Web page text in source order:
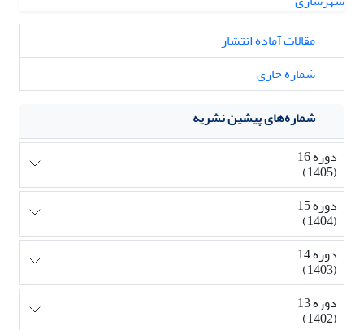
مقالات آماده انتشار
شماره جاری
شماره‌های پیشین نشریه
دوره 16
(1405)
دوره 15
(1404)
دوره 14
(1403)
دوره 13
(1402)